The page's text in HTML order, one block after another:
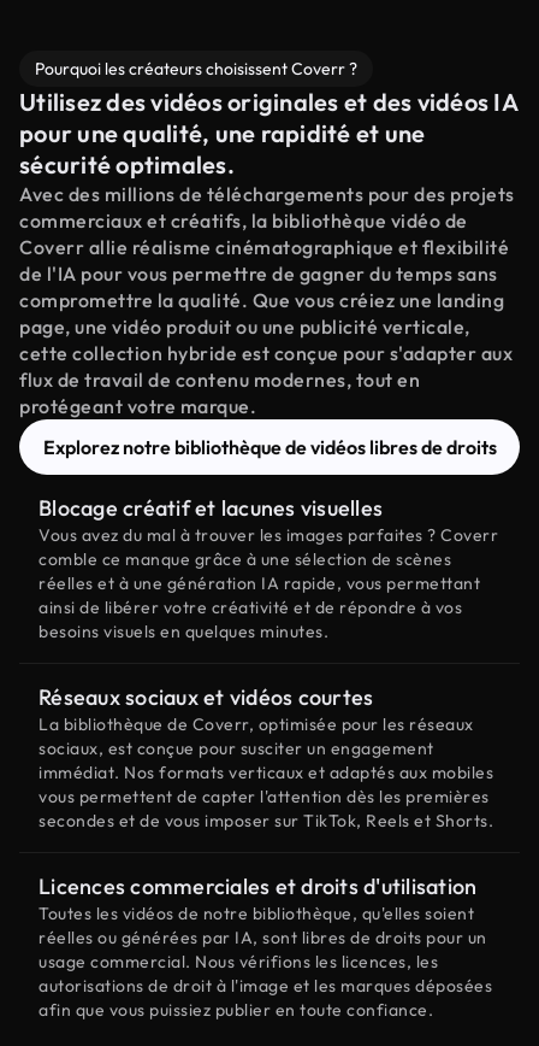
Pourquoi les créateurs choisissent Coverr ?
Utilisez des vidéos originales et des vidéos IA
pour une qualité, une rapidité et une
sécurité optimales.
Avec des millions de téléchargements pour des projets
commerciaux et créatifs, la bibliothèque vidéo de
Coverr allie réalisme cinématographique et flexibilité
de l'IA pour vous permettre de gagner du temps sans
compromettre la qualité. Que vous créiez une landing
page, une vidéo produit ou une publicité verticale,
cette collection hybride est conçue pour s'adapter aux
flux de travail de contenu modernes, tout en
protégeant votre marque.
Explorez notre bibliothèque de vidéos libres de droits
Blocage créatif et lacunes visuelles
Vous avez du mal à trouver les images parfaites ? Coverr
comble ce manque grâce à une sélection de scènes
réelles et à une génération IA rapide, vous permettant
ainsi de libérer votre créativité et de répondre à vos
besoins visuels en quelques minutes.
Réseaux sociaux et vidéos courtes
La bibliothèque de Coverr, optimisée pour les réseaux
sociaux, est conçue pour susciter un engagement
immédiat. Nos formats verticaux et adaptés aux mobiles
vous permettent de capter l'attention dès les premières
secondes et de vous imposer sur TikTok, Reels et Shorts.
Licences commerciales et droits d'utilisation
Toutes les vidéos de notre bibliothèque, qu'elles soient
réelles ou générées par IA, sont libres de droits pour un
usage commercial. Nous vérifions les licences, les
autorisations de droit à l'image et les marques déposées
afin que vous puissiez publier en toute confiance.